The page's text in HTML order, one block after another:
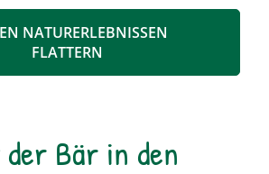
NATURERLEBNISSEN
FLATTERN
Bär in den